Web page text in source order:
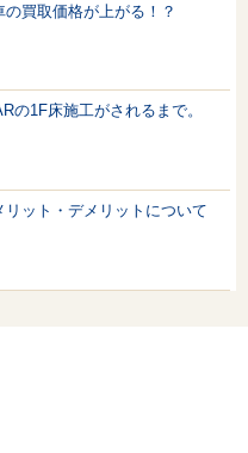
買取価格が上がる！？
の1F床施工がされるまで。
ット・デメリットについて